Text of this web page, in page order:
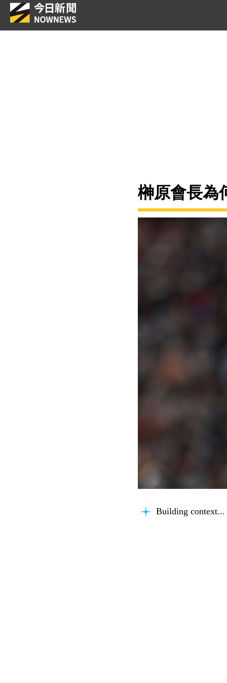
榊原會長為
Building context...